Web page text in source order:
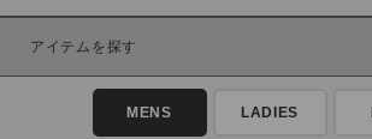
アイテムを探す
MENS LADIES